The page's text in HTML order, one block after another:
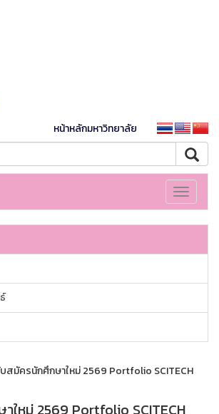
หน้าหลักมหาวิทยาลัย
Toggle
สมัครนักศึกษาใหม่ 2569 Portfolio SCITECH
ใหม่ 2569 Portfolio SCITECH